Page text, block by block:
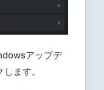
アップデ
ます。